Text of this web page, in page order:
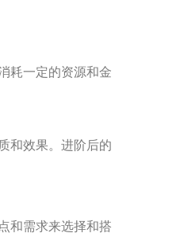
耗一定的资源和金
和效果。进阶后的
和需求来选择和搭